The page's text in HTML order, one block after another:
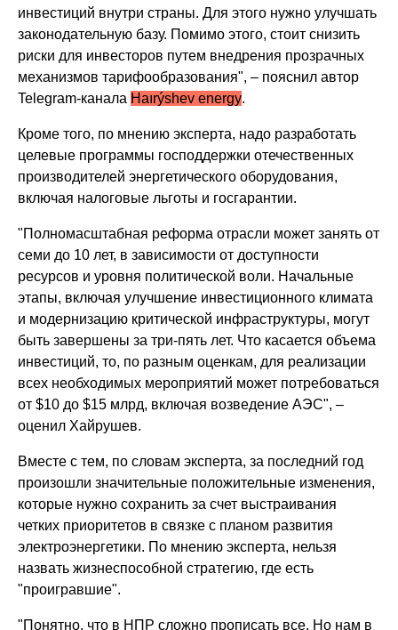
инвестиций внутри страны. Для этого нужно улучшать
законодательную базу. Помимо этого, стоит снизить
риски для инвесторов путем внедрения прозрачных
механизмов тарифообразования", – пояснил автор
Telegram-канала Haırýshev energy.
Кроме того, по мнению эксперта, надо разработать
целевые программы господдержки отечественных
производителей энергетического оборудования,
включая налоговые льготы и госгарантии.
"Полномасштабная реформа отрасли может занять от
семи до 10 лет, в зависимости от доступности
ресурсов и уровня политической воли. Начальные
этапы, включая улучшение инвестиционного климата
и модернизацию критической инфраструктуры, могут
быть завершены за три-пять лет. Что касается объема
инвестиций, то, по разным оценкам, для реализации
всех необходимых мероприятий может потребоваться
от $10 до $15 млрд, включая возведение АЭС", –
оценил Хайрушев.
Вместе с тем, по словам эксперта, за последний год
произошли значительные положительные изменения,
которые нужно сохранить за счет выстраивания
четких приоритетов в связке с планом развития
электроэнергетики. По мнению эксперта, нельзя
назвать жизнеспособной стратегию, где есть
"проигравшие".
"Понятно, что в НПР сложно прописать все. Но нам в